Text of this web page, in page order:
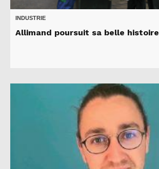
INDUSTRIE
Allimand poursuit sa belle histoire